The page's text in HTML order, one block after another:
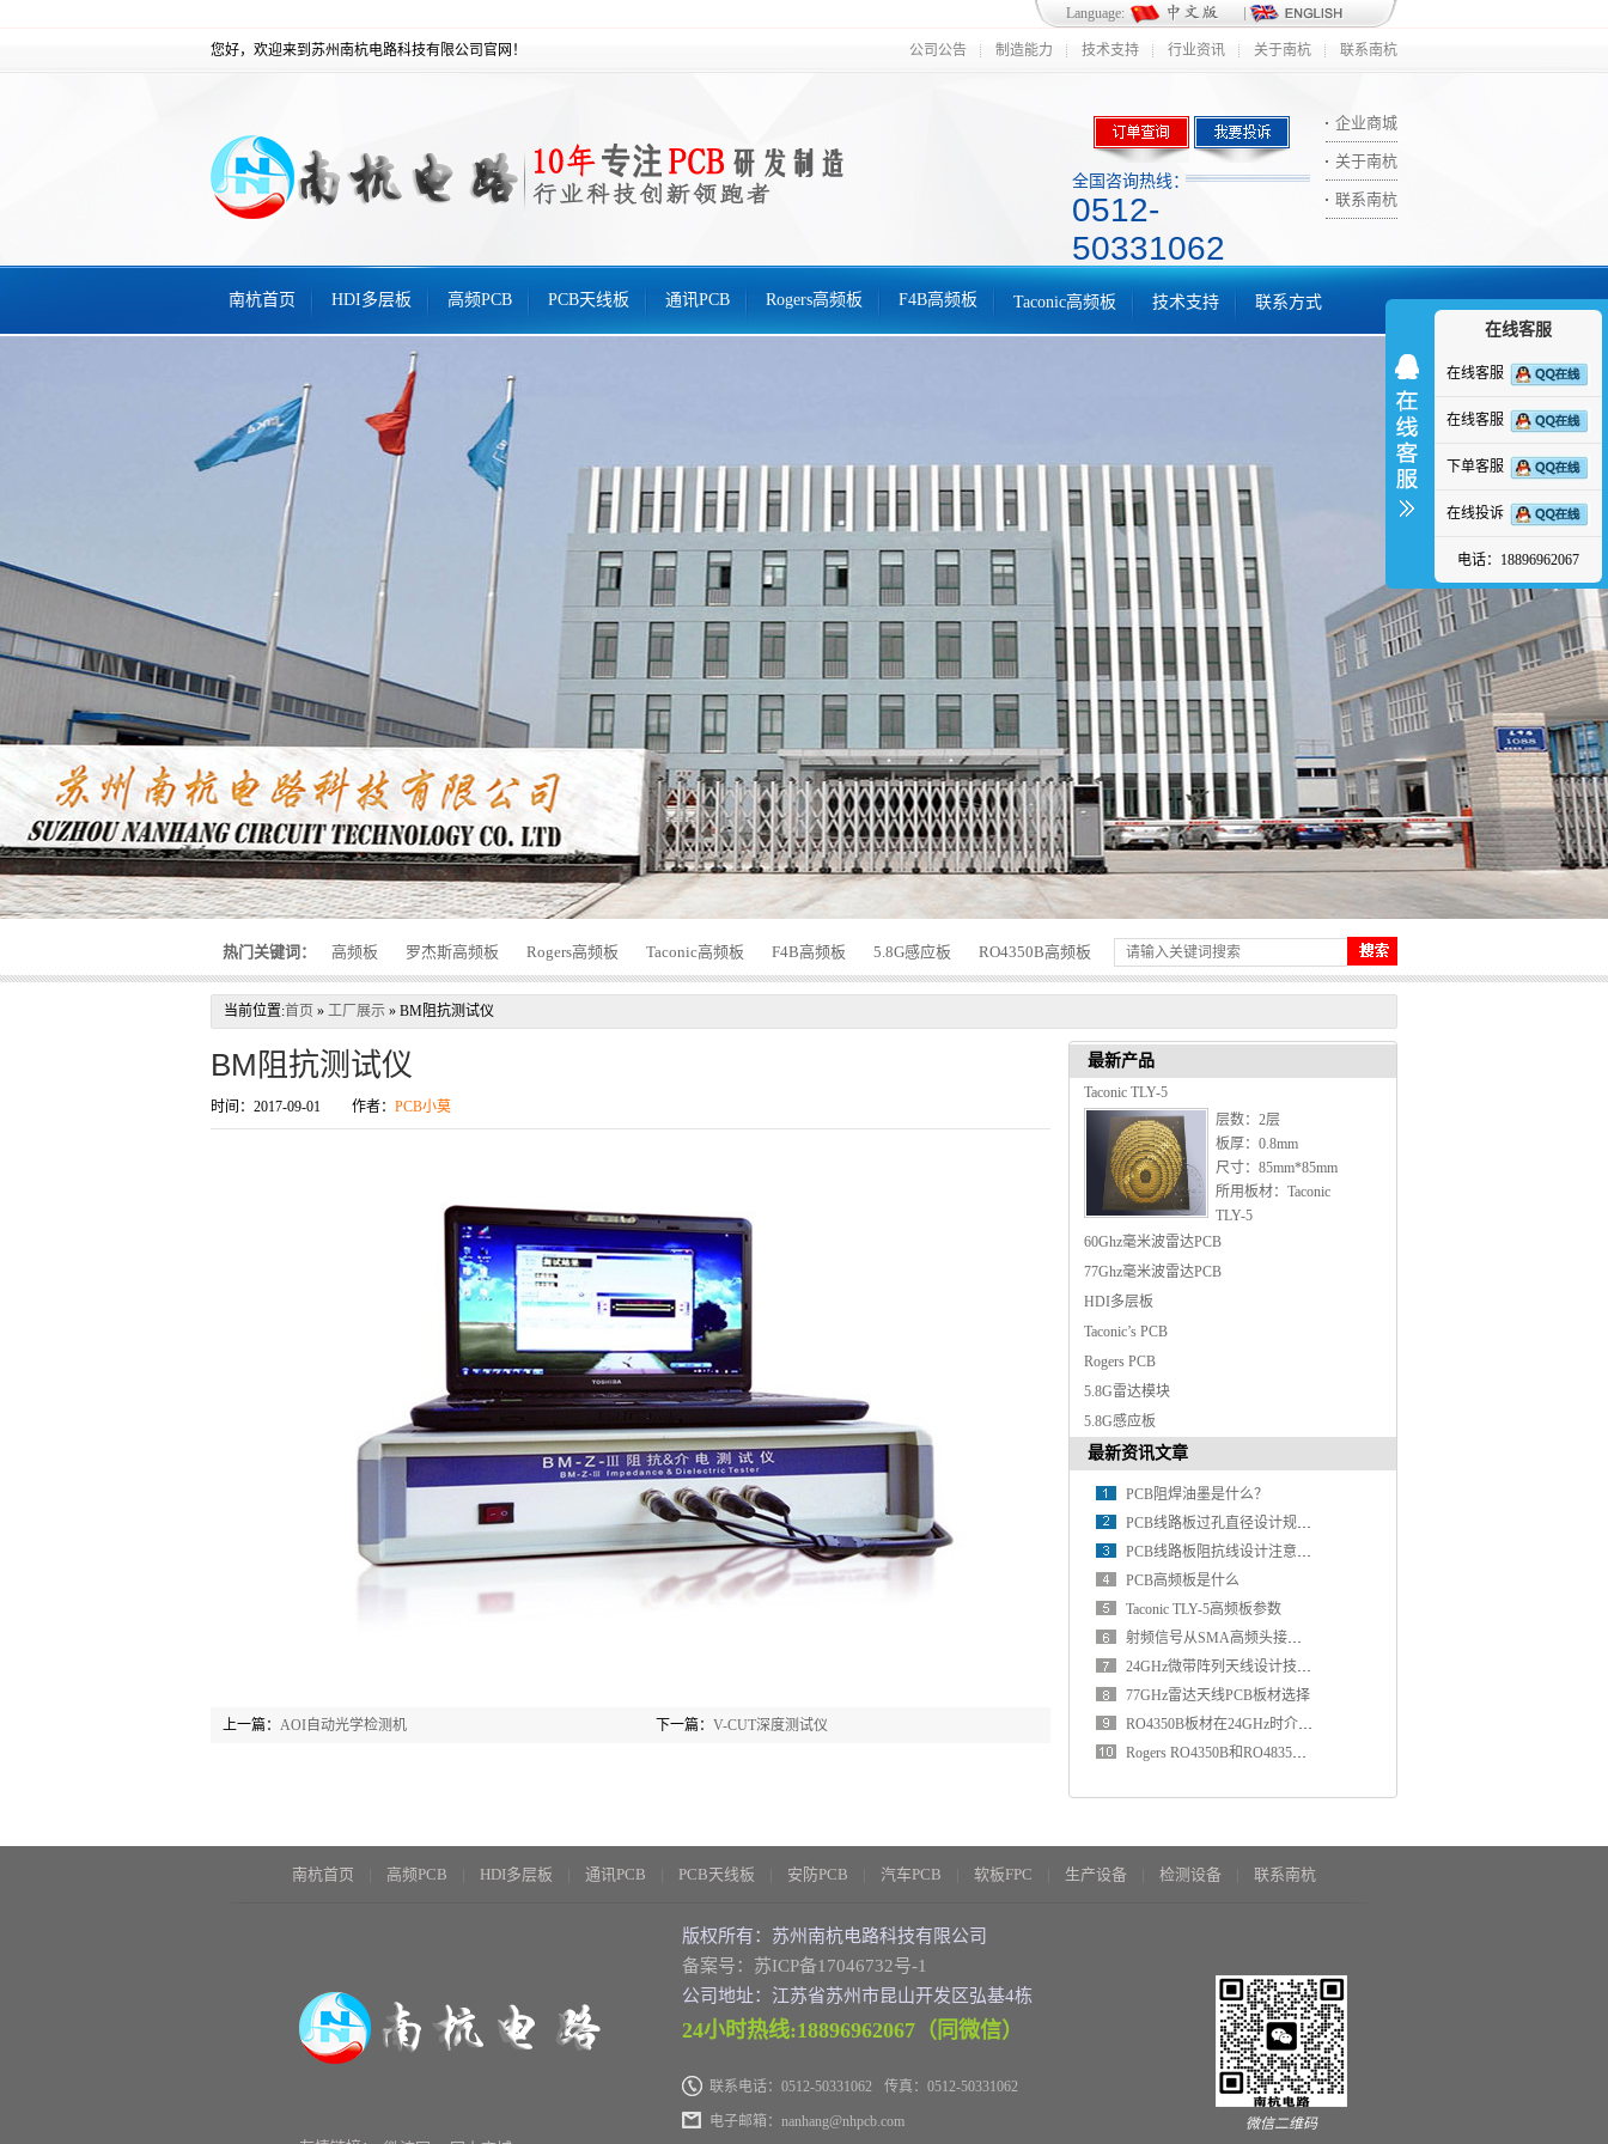
Language:
公司公告 制造能力 技术支持 行业资讯 关于南杭 联系南杭
您好，欢迎来到苏州南杭电路科技有限公司官网！
全国咨询热线：
0512-
50331062
企业商城
关于南杭
联系南杭
南杭首页 HDI多层板 高频PCB PCB天线板 通讯PCB Rogers高频板 F4B高频板 Taconic高频板 技术支持 联系方式
热门关键词： 高频板 罗杰斯高频板 Rogers高频板 Taconic高频板 F4B高频板 5.8G感应板 RO4350B高频板
当前位置:首页 » 工厂展示 » BM阻抗测试仪
BM阻抗测试仪
时间： 2017-09-01 作者： PCB小莫
下一篇： V-CUT深度测试仪
上一篇： AOI自动光学检测机
最新产品
Taconic TLY-5
层数：2层
板厚：0.8mm
尺寸：85mm*85mm
所用板材：Taconic
TLY-5
最小孔径：0.3mm
表面处理：镀金
60Ghz毫米波雷达PCB
77Ghz毫米波雷达PCB
HDI多层板
Taconic’s PCB
Rogers PCB
5.8G雷达模块
5.8G感应板
最新资讯文章
PCB阻焊油墨是什么？
PCB线路板过孔直径设计规范要求
PCB线路板阻抗线设计注意事项
PCB高频板是什么
Taconic TLY-5高频板参数
射频信号从SMA高频头接入PCB方法和影响因素分析
24GHz微带阵列天线设计技巧和注意事项
77GHz雷达天线PCB板材选择
RO4350B板材在24GHz时介电常数和损耗因子是多少？
Rogers RO4350B和RO4835有什么区别？
南杭首页 高频PCB HDI多层板 通讯PCB PCB天线板 安防PCB 汽车PCB 软板FPC 生产设备 检测设备 联系南杭
版权所有：苏州南杭电路科技有限公司
备案号：苏ICP备17046732号-1
公司地址：江苏省苏州市昆山开发区弘基4栋
24小时热线:18896962067（同微信）
联系电话：0512-50331062 传真：0512-50331062
电子邮箱：nanhang@nhpcb.com 微信二维码
在线客服
在线客服
在线客服
下单客服
在线投诉
电话：18896962067